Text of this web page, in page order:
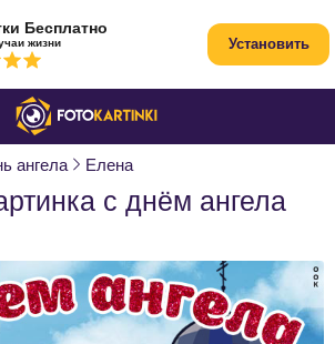
ангела Елена
с днём ангела
Бесплатно
жизни Установить